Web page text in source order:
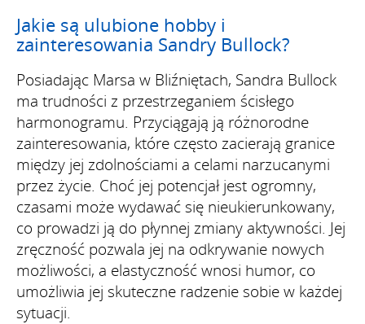
Jakie są ulubione hobby i
zainteresowania Sandry Bullock?
Posiadając Marsa w Bliźniętach, Sandra Bullock
ma trudności z przestrzeganiem ścisłego
harmonogramu. Przyciągają ją różnorodne
zainteresowania, które często zacierają granice
między jej zdolnościami a celami narzucanymi
przez życie. Choć jej potencjał jest ogromny,
czasami może wydawać się nieukierunkowany,
co prowadzi ją do płynnej zmiany aktywności. Jej
zręczność pozwala jej na odkrywanie nowych
możliwości, a elastyczność wnosi humor, co
umożliwia jej skuteczne radzenie sobie w każdej
sytuacji.